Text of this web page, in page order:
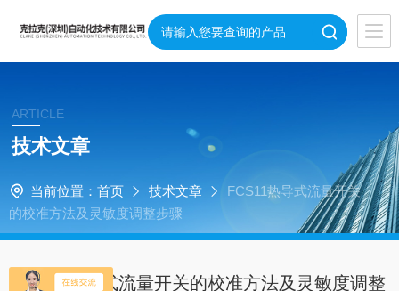
ARTICLE
技术文章
当前位置： 首页 技术文章
FCS11热导式流量开关
的校准方法及灵敏度调整步骤
FCS11热导式流量开关的校准方法及灵敏度调整